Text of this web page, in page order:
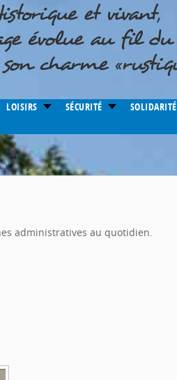
LOISIRS SÉCURITÉ SOLIDARITÉ
administratives au quotidien.